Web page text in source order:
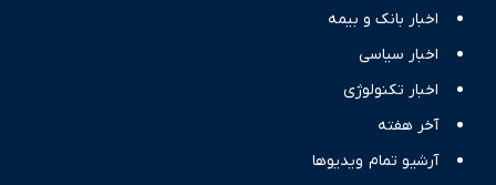
اخبار بانک و بیمه
اخبار سیاسی
اخبار تکنولوژی
آخر هفته
آرشیو تمام ویدیوها